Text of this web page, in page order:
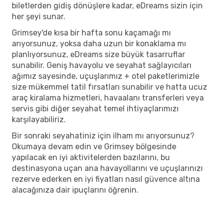
biletlerden gidiş dönüşlere kadar, eDreams sizin için
her şeyi sunar.
Grimsey'de kısa bir hafta sonu kaçamağı mı
arıyorsunuz, yoksa daha uzun bir konaklama mı
planlıyorsunuz, eDreams size büyük tasarruflar
sunabilir. Geniş havayolu ve seyahat sağlayıcıları
ağımız sayesinde, uçuşlarımız + otel paketlerimizle
size mükemmel tatil fırsatları sunabilir ve hatta ucuz
araç kiralama hizmetleri, havaalanı transferleri veya
servis gibi diğer seyahat temel ihtiyaçlarımızı
karşılayabiliriz.
Bir sonraki seyahatiniz için ilham mı arıyorsunuz?
Okumaya devam edin ve Grimsey bölgesinde
yapılacak en iyi aktivitelerden bazılarını, bu
destinasyona uçan ana havayollarını ve uçuşlarınızı
rezerve ederken en iyi fiyatları nasıl güvence altına
alacağınıza dair ipuçlarını öğrenin.